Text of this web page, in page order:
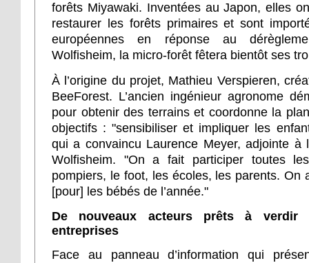
forêts Miyawaki. Inventées au Japon, elles
restaurer les forêts primaires et sont
européennes en réponse au
Wolfisheim, la micro-forêt fêtera bientôt ses
À l’origine du projet, Mathieu Verspieren,
BeeForest. L’ancien ingénieur agronome
pour obtenir des terrains et coordonne la
objectifs : "sensibiliser et impliquer les
qui a convaincu Laurence Meyer, adjointe à
Wolfisheim. "On a fait participer toutes
pompiers, le foot, les écoles, les parents. On
[pour] les bébés de l’année."
De nouveaux acteurs prêts à verdir
entreprises
Face au panneau d’information qui